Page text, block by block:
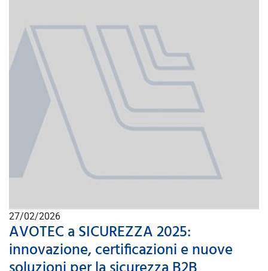
27/02/2026
AVOTEC a SICUREZZA 2025:
innovazione, certificazioni e nuove